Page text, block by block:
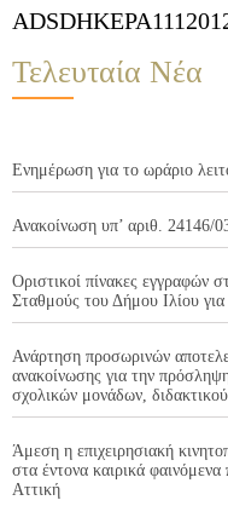
Τελευταία Νέα
Ενημέρωση για το ωράριο
Ανακοίνωση υπ’ αριθ. 24146/
Οριστικοί πίνακες εγγραφών
Σταθμούς του Δήμου Ιλίου
Ανάρτηση προσωρινών
ανακοίνωσης για την
σχολικών μονάδων,
Άμεση η επιχειρησιακή
στα έντονα καιρικά
Αττική